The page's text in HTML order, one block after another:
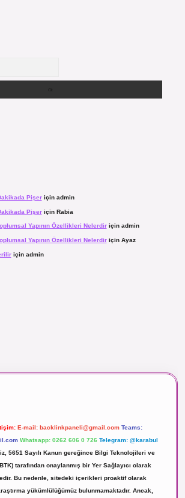
Pişeriçin admin
Pişeriçin Rabia
Yapının Özellikleri Nelerdiriçin admin
Yapının Özellikleri Nelerdiriçin Ayaz
için admin
E-mail: backlinkpaneli@gmail.com Teams:
Whatsapp: 0262 606 0 726 Telegram: @karabul
5651 Sayılı Kanun gereğince Bilgi Teknolojileri ve
tarafından onaylanmış bir Yer Sağlayıcı olarak
Bu nedenle, sitedeki içerikleri proaktif olarak
yükümlülüğümüz bulunmamaktadır. Ancak,